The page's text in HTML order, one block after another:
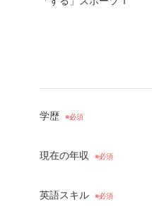
学歴
現在の年収
英語スキル